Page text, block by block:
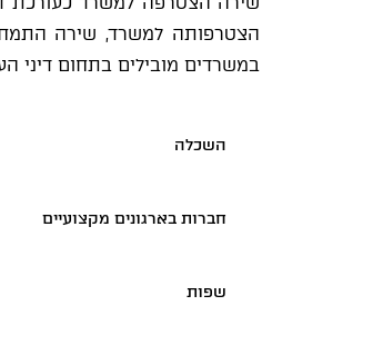
הצטרפותה למשרד, שירה
במשרדים מובילים בתחום דיני
השכלה
חברות בארגונים מקצועיים
שפות